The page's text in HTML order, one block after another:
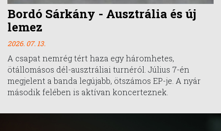
Bordó Sárkány - Ausztrália és új
lemez
2026. 07. 13.
A csapat nemrég tért haza egy háromhetes,
ötállomásos dél-ausztráliai turnéról. Július 7-én
megjelent a banda legújabb, ötszámos EP-je. A nyár
második felében is aktívan koncerteznek.